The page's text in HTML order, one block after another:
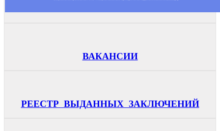
ВАКАНСИИ
РЕЕСТР ВЫДАННЫХ ЗАКЛЮЧЕНИЙ